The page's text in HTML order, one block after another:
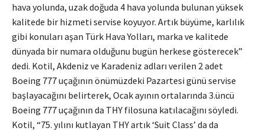
hava yolunda, uzak doğuda 4 hava yolunda bulunan yüksek
kalitede bir hizmeti servise koyuyor. Artık büyüme, karlılık
gibi konuları aşan Türk Hava Yolları, marka ve kalitede
dünyada bir numara olduğunu bugün herkese gösterecek”
dedi. Kotil, Akdeniz ve Karadeniz adları verilen 2 adet
Boeing 777 uçağının önümüzdeki Pazartesi günü servise
başlayacağını belirterek, Ocak ayının ortalarında 3.üncü
Boeing 777 uçağının da THY filosuna katılacağını söyledi.
Kotil, “75. yılını kutlayan THY artık ‘Suit Class’ da da